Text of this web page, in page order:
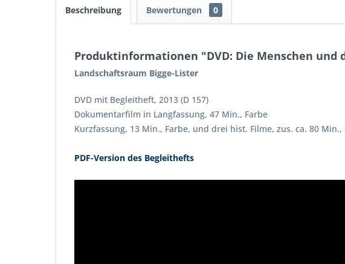
Beschreibung Bewertungen 0
Produktinformationen "DVD: Die Menschen und
Landschaftsraum Bigge-Lister
DVD mit Begleitheft, 2013 (D 157)
Dokumentarfilm in Langfassung, 47 Min., Farbe
Kurzfassung, 13 Min., Farbe, und drei hist. Filme, zus. ca. 80 Min.,
PDF-Version des Begleithefts